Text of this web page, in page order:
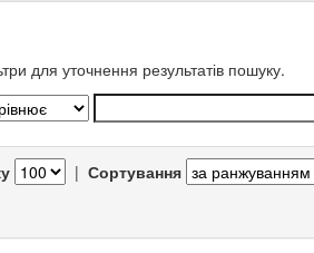
для уточнення результатів пошуку.
| Сортування